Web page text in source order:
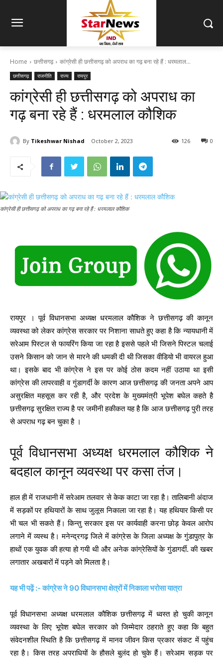
Home छत्तीसगढ़ कांग्रेसी ही छत्तीसगढ़ को अपराध का गढ़ बना रहे हैं : धरमलाल...
छत्तीसगढ़ राजनीति राज्य रायपुर
कांग्रेसी ही छत्तीसगढ़ को अपराध का
गढ़ बना रहे हैं : धरमलाल कौशिक
By Tikeshwar Nishad October 2, 2023 0
126
कांग्रेसी ही छत्तीसगढ़ को अपराध का गढ़ बना रहे हैं : धरमलाल कौशिक
रायपुर । पूर्व विधानसभा अध्यक्ष धरमलाल कौशिक ने छत्तीसगढ़ की कानून
व्यवस्था को लेकर कांग्रेस सरकार पर निशाना साधते हुए कहा है कि न्यायधानी में
सरेआम पिस्टल से फायरिंग किया जा रहा है इससे पहले भी जिसने पिस्टल चलाई
उसने किसान को जान से मारने की धमकी दी थी जिसका वीडियो भी वायरल हुआ
था। इसके बाद भी कांग्रेस ने इस पर कोई ठोस कदम नहीं उठाया था इसी
कांग्रेस की लापरवाही व गुंडागर्दी के कारण आज छत्तीसगढ़ की जनता अपने आप
असुरक्षित महसूस कर रही है, और प्रदेश के मुख्यमंत्री भूपेश बघेल कहते है
छत्तीसगढ़ सुरक्षित राज्य है पर जमीनी हकीकत यह है कि आज छत्तीसगढ़ पुरी तरह
से अपराध गढ़ बन चुका है ।
पूर्व विधानसभा अध्यक्ष धरमलाल कौशिक ने
बदहाल कानून व्यवस्था पर कसा तंज।
हाल ही में राजधानी में सरेआम तलवार से केक काटा जा रहा है। तालिबानी अंदाज
में सड़कों पर हथियारों के साथ जुलूस निकाला जा रहा है। यह हथियार किसी पर
भी चल भी सकते हैं। किन्तु सरकार इस पर कार्यवाही करना छोड़ केवल आरोप
लगाने में व्यस्थ है। मनेन्द्रगढ़ जिले में कांग्रेस के जिला अध्यक्ष के गुंडापुत्र के
हाथों एक युवक की हत्या हो गयी थी और अनेक कांग्रेसियों के गुंडागर्दी. की खबर
लगातार अखबारों में पड़ने को मिलता है।
यह भी पढ़ें :- कांग्रेस ने 90 विधानसभा क्षेत्रों में निकाला भरोसा यात्रा
पूर्व विधानसभा अध्यक्ष धरमलाल कौशिक छत्तीसगढ़ में ध्वस्त हो चुकी कानून
व्यवस्था के लिए भूपेश बघेल सरकार को जिम्मेदार ठहराते हुए कहा कि बहुत
संवेदनशील स्थिति है कि छत्तीसगढ़ में मानव जीवन किस प्रकार संकट में पहुंच
रहा है। किस तरह अपराधियों के हौसले बुलंद हो चुके हैं। सरेआम सड़क पर